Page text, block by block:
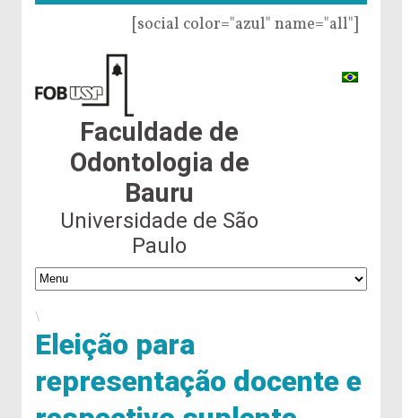
[social color="azul" name="all"]
Faculdade de
Odontologia de
Bauru
Universidade de São
Paulo
\
Eleição para
representação docente e